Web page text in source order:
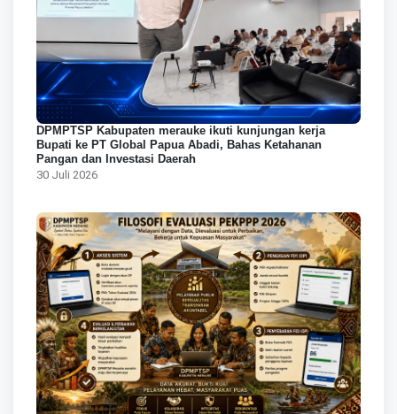
DPMPTSP Kabupaten merauke ikuti kunjungan kerja
Bupati ke PT Global Papua Abadi, Bahas Ketahanan
Pangan dan Investasi Daerah
30 Juli 2026